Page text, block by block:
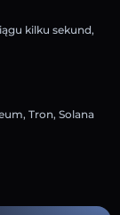
kilku sekund,
Tron, Solana